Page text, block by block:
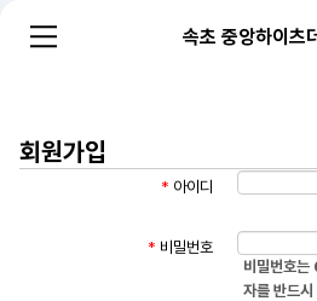
속초 중앙하이츠
회원가입
* 아이디
* 비밀번호
비밀번호는
자를 반드